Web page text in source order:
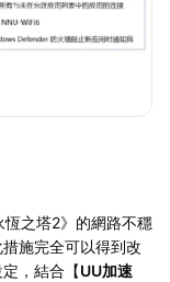
之塔2》的網路不穩
施完全可以得到改
，結合【UU加速